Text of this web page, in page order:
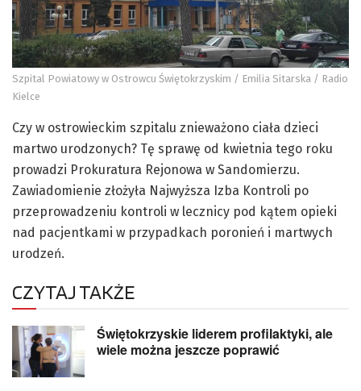
Szpital Powiatowy w Ostrowcu Świętokrzyskim / Emilia Sitarska / Radio
Kielce
Czy w ostrowieckim szpitalu znieważono ciała dzieci
martwo urodzonych? Tę sprawę od kwietnia tego roku
prowadzi Prokuratura Rejonowa w Sandomierzu.
Zawiadomienie złożyła Najwyższa Izba Kontroli po
przeprowadzeniu kontroli w lecznicy pod kątem opieki
nad pacjentkami w przypadkach poronień i martwych
urodzeń.
CZYTAJ TAKŻE
Świętokrzyskie liderem profilaktyki, ale
wiele można jeszcze poprawić